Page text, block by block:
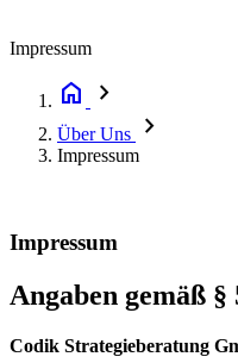
Impressum
home chevron_right
Über Uns chevron_right
Impressum
Impressum
Angaben gemäß
Codik Strategieberatung